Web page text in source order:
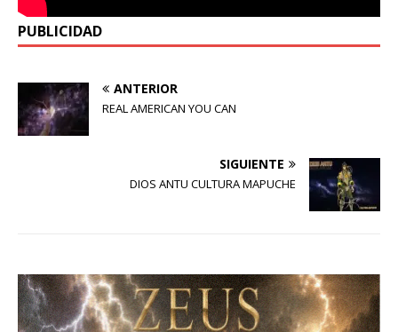
PUBLICIDAD
ANTERIOR
REAL AMERICAN YOU CAN
SIGUIENTE
DIOS ANTU CULTURA MAPUCHE